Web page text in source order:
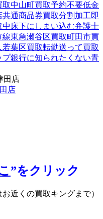
取中山町買取予約不要低金
通商品券買取分割加工即
中 床下にしまい込む弁護士
線東急瀬谷区買取町田市買
若葉区買取転勤送って買取
プ銀行に知られたくない青
店
”をクリック
近くの買取キングまで）